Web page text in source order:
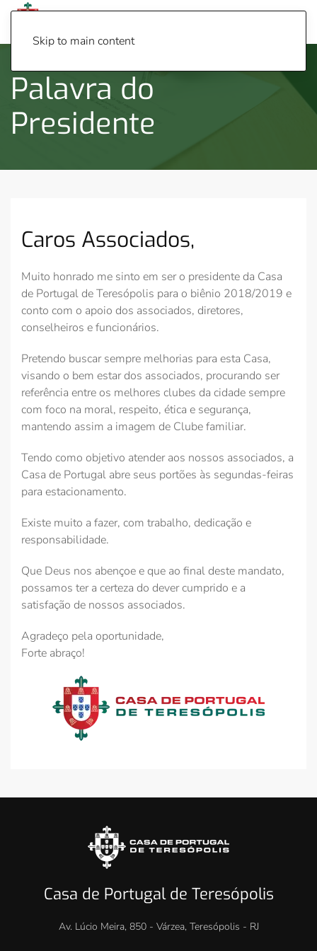
Skip to main content
Palavra do
Presidente
Caros Associados,
Muito honrado me sinto em ser o presidente da Casa
de Portugal de Teresópolis para o biênio 2018/2019 e
conto com o apoio dos associados, diretores,
conselheiros e funcionários.
Pretendo buscar sempre melhorias para esta Casa,
visando o bem estar dos associados, procurando ser
referência entre os melhores clubes da cidade sempre
com foco na moral, respeito, ética e segurança,
mantendo assim a imagem de Clube familiar.
Tendo como objetivo atender aos nossos associados, a
Casa de Portugal abre seus portões às segundas-feiras
para estacionamento.
Existe muito a fazer, com trabalho, dedicação e
responsabilidade.
Que Deus nos abençoe e que ao final deste mandato,
possamos ter a certeza do dever cumprido e a
satisfação de nossos associados.
Agradeço pela oportunidade,
Forte abraço!
Casa de Portugal de Teresópolis
Av. Lúcio Meira, 850 - Várzea, Teresópolis - RJ